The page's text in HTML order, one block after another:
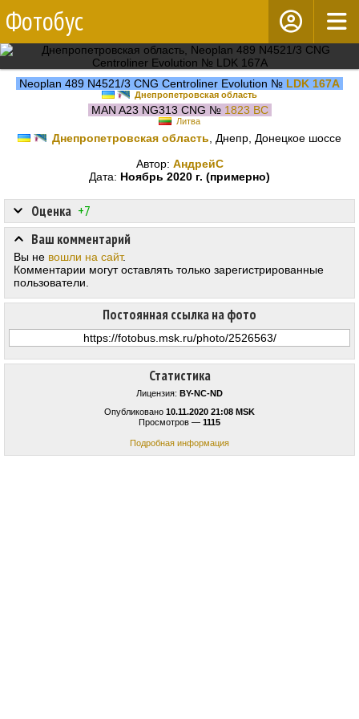
Фотобус
Neoplan 489 N4521/3 CNG Centroliner Evolution № LDK 167A
Днепропетровская область
MAN A23 NG313 CNG № 1823 BC
Литва
Днепропетровская область , Днепр, Донецкое шоссе
Автор: АндрейС
Дата: Ноябрь 2020 г. (примерно)
Статистика
Лицензия: BY-NC-ND
Опубликовано 10.11.2020 21:08 MSK
Просмотров — 1115
Подробная информация
Оценка +7
Постоянная ссылка на фото
Ваш комментарий
Вы не вошли на сайт.
Комментарии могут оставлять только зарегистрированные
пользователи.